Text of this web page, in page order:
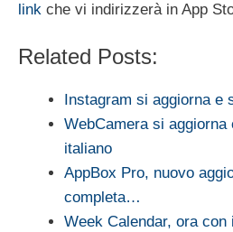
link che vi indirizzerà in App
Related Posts:
Instagram si aggiorna
WebCamera si
italiano
AppBox Pro, nuovo
completa…
Week Calendar, ora